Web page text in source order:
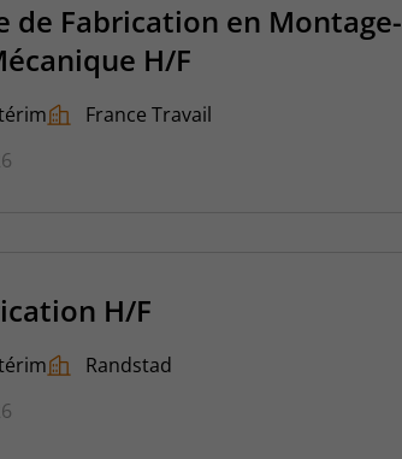
de Fabrication en Montage-
H/F
France Travail
H/F
Randstad